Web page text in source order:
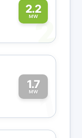
2.2
MW
2
1.7
MW1